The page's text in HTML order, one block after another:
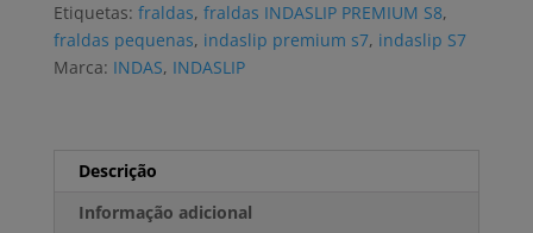
(20
Etiquetas: fraldas, fraldas INDASLIP PREMIUM S8,
fraldas pequenas, indaslip premium s7, indaslip S7
Marca: INDAS, INDASLIP
Descrição
Informação adicional